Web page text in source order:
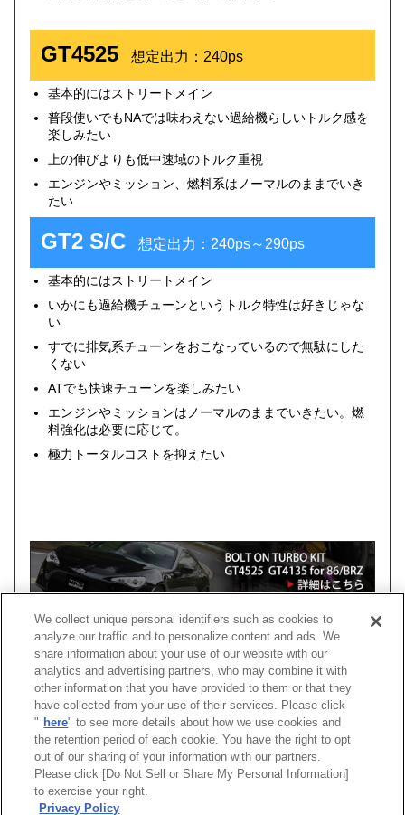
GT4525 想定出力：240ps
基本的にはストリートメイン
普段使いでもNAでは味わえない過給機らしいトルク感を
楽しみたい
上の伸びよりも低中速域のトルク重視
エンジンやミッション、燃料系はノーマルのままでいき
たい
GT2 S/C 想定出力：240ps～290ps
基本的にはストリートメイン
いかにも過給機チューンというトルク特性は好きじゃな
い
すでに排気系チューンをおこなっているので無駄にした
くない
ATでも快速チューンを楽しみたい
エンジンやミッションはノーマルのままでいきたい。燃
料強化は必要に応じて。
極力トータルコストを抑えたい
車種 類別 型式 エンジン 年式 タービンサ
86 4BA-, DBA- ZN6 FA20 12/04 -21/10
]
We collect unique personal identifiers such as cookies to
analyze our traffic and to personalize content and ads. We
share information about your use of our website with our
analytics and advertising partners, who may combine it with
other information that you have provided to them or that they
have collected from your use of their services. Please click
" here" to see more details about how we use cookies and
the retention period of each cookie. You have the right to opt
out of our sharing of your information with our partners.
Please click [Do Not Sell or Share My Personal Information]
to exercise your right.
Privacy Policy